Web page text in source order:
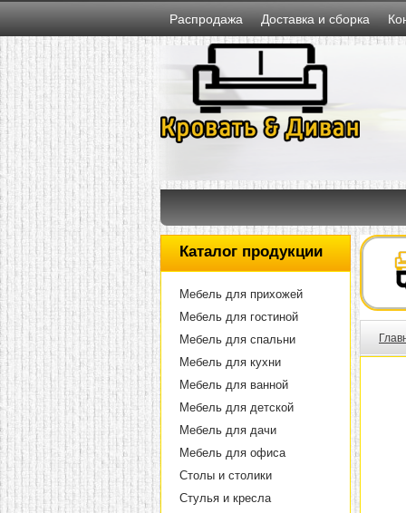
Распродажа Доставка и сборка
Каталог продукции
Мебель для прихожей
Мебель для гостиной
Мебель для спальни
Мебель для кухни
Мебель для ванной
Мебель для детской
Мебель для дачи
Мебель для офиса
Столы и столики
Стулья и кресла